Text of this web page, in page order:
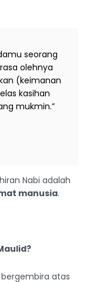
seorang
olehnya
(keimanan
kasihan
mukmin.”
Nabi adalah
manusia.
atas